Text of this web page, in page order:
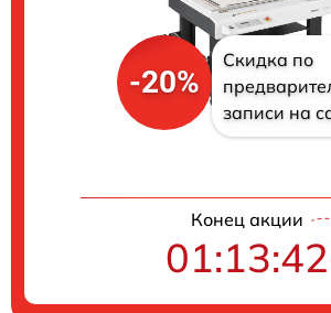
-20%
Скидка по
записи на
Конец акции
01:13:41